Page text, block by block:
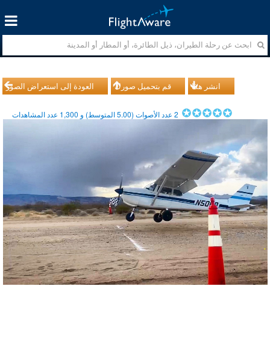
العودة إلى استعراض الصور قم بتحميل صورك انشر هذا
2عدد الأصوات (5.00المتوسط) و 1,300 عدد المشاهدات